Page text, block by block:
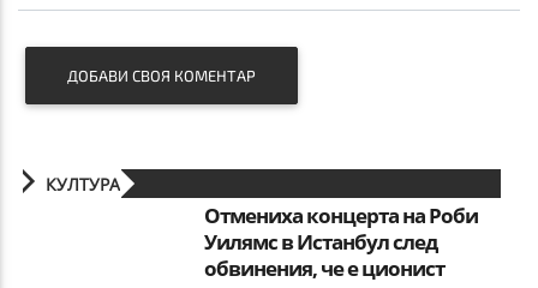
ДОБАВИ СВОЯ КОМЕНТАР
КУЛТУРА
Отмениха концерта на Роби
Уилямс в Истанбул след
обвинения, че е ционист